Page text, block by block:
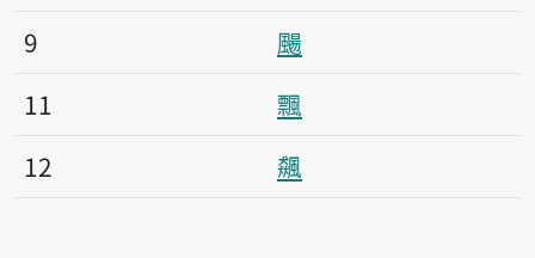
9
颺
11
飄
12
飆